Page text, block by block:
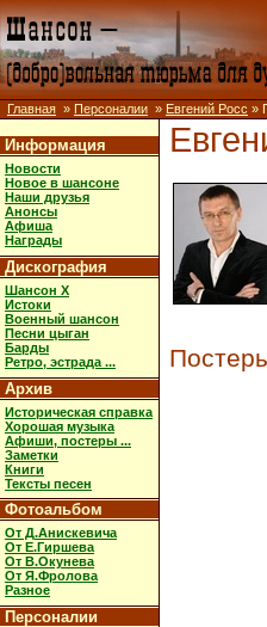
Главная » Персоналии » Евгений Росс »
Информация
Новости
Новое в шансоне
Наши друзья
Анонсы
Афиша
Награды
Дискография
Шансон X
Истоки
Военный шансон
Песни цыган
Барды
Ретро, эстрада ...
Архив
Историческая справка
Хорошая музыка
Афиши, постеры ...
Заметки
Книги
Тексты песен
Фотоальбом
От Д.Анискевича
От Е.Гиршева
От В.Окунева
От Я.Фролова
Разное
Персоналии